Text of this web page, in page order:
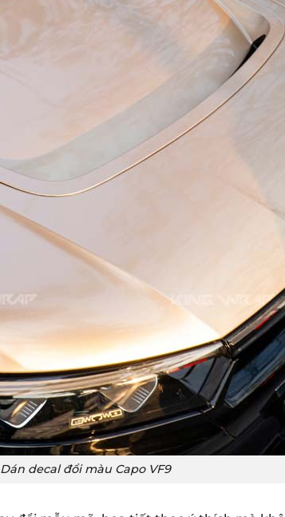
Dán decal đổi màu Capo VF9